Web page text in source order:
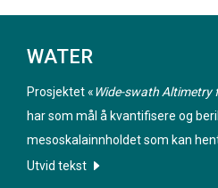
WATER
Prosjektet «Wide-swath Altimetry
har som mål å kvantifisere og
mesoskalainnholdet som kan
høydemålingskart og
Utvid tekst